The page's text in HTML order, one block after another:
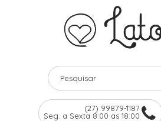
(27) 99879-1187
Seg. a Sexta 8:00 as 18:00